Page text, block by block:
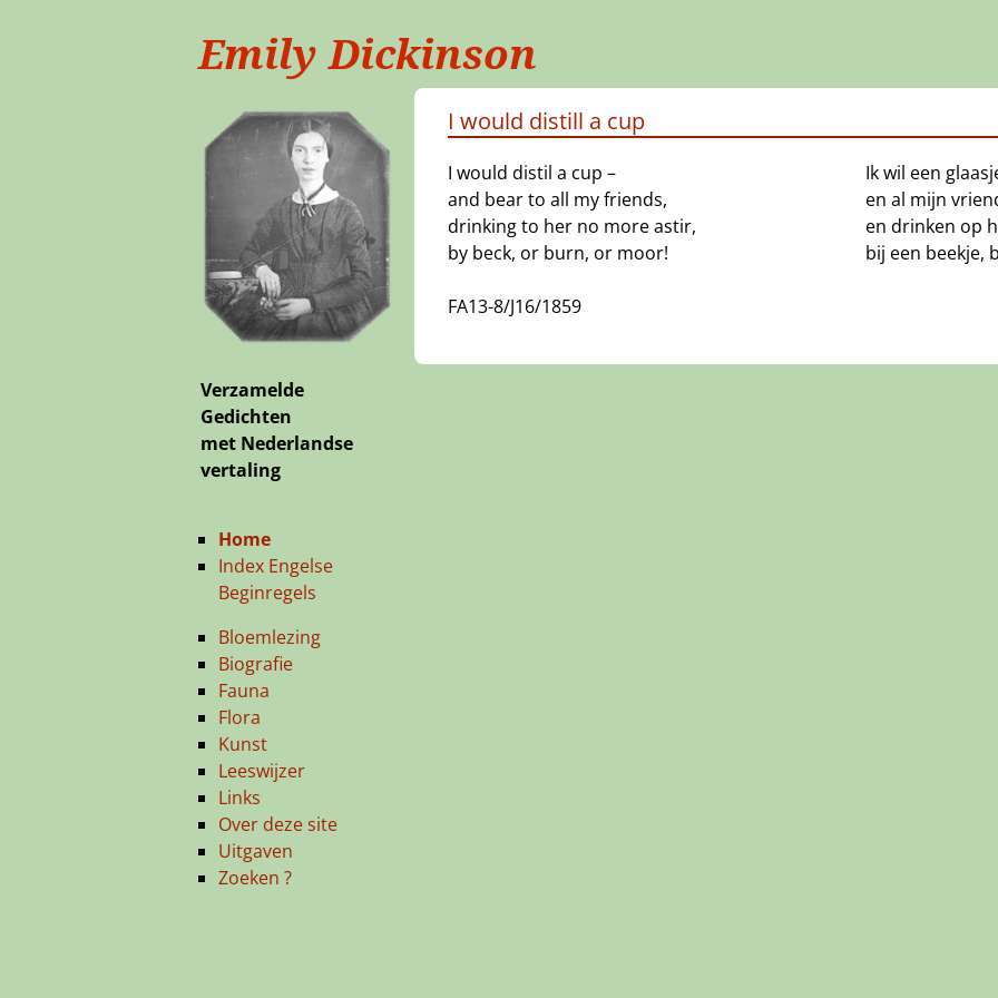
Emily Dickinson
I would distill a cup
I would distil a cup –
and bear to all my friends,
drinking to her no more astir,
by beck, or burn, or moor!
FA13-8/J16/1859
Ik wil een
en al mijn
en drinken op
bij een beekje,
Verzamelde
Gedichten
met Nederlandse
vertaling
Home
Index Engelse
Beginregels
Bloemlezing
Biografie
Fauna
Flora
Kunst
Leeswijzer
Links
Over deze site
Uitgaven
Zoeken ?